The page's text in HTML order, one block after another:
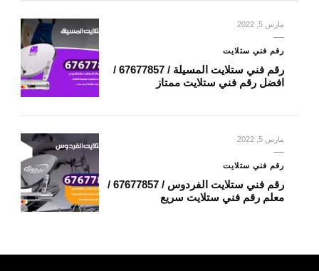
مارس 5, 2022
رقم فني ستلايت
رقم فني ستلايت المسيلة / 67677857 /
افضل رقم فني ستلايت ممتاز
مارس 5, 2022
رقم فني ستلايت
رقم فني ستلايت الفردوس / 67677857 /
معلم رقم فني ستلايت سريع